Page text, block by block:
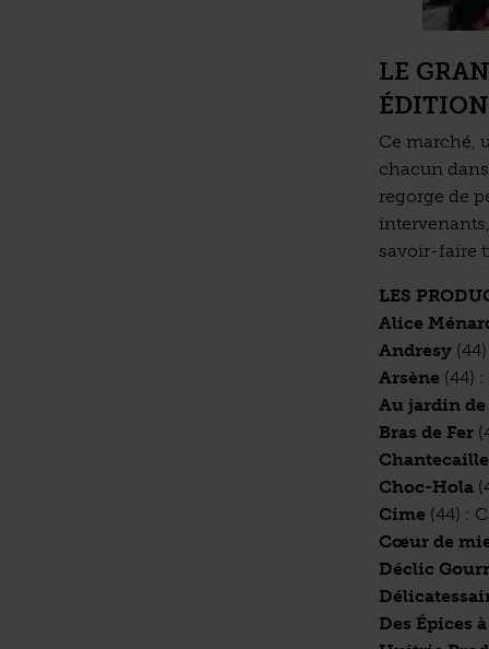
LE
Ce marché,
chacun
regorge de
savoir-faire
LES
Alice
Andresy
Arsène
Au jardin
Bras de Fer
Chantecaille
Choc-Hola
Cime (44)
Cœur de
Déclic
Des Épices